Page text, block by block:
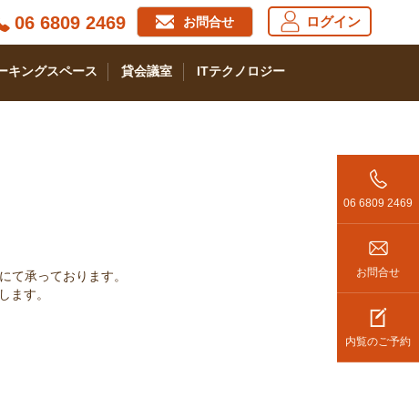
ログイン
お問合せ
06 6809 2469
キングスペース 貸会議室 ITテクノロジー
06 6809 2469
お問合せ
内覧のご予約
て承っております。
ます。